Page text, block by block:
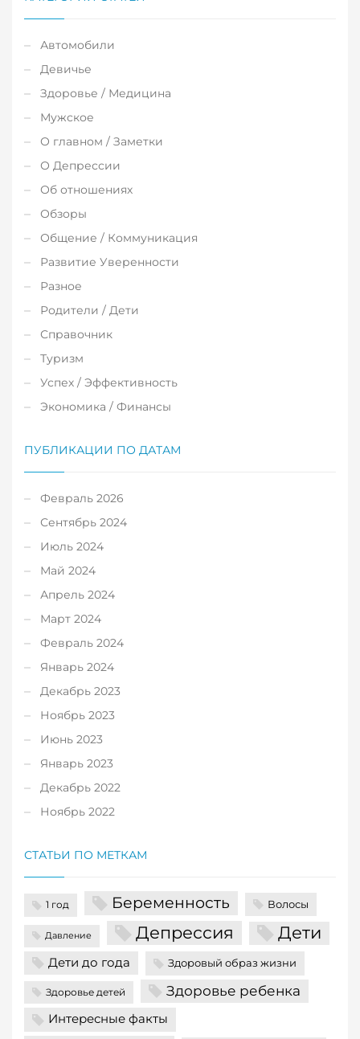
Автомобили
Девичье
Здоровье / Медицина
Мужское
О главном / Заметки
О Депрессии
Об отношениях
Обзоры
Общение / Коммуникация
Развитие Уверенности
Разное
Родители / Дети
Справочник
Туризм
Успех / Эффективность
Экономика / Финансы
ПУБЛИКАЦИИ ПО ДАТАМ
Февраль 2026
Сентябрь 2024
Июль 2024
Май 2024
Апрель 2024
Март 2024
Февраль 2024
Январь 2024
Декабрь 2023
Ноябрь 2023
Июнь 2023
Январь 2023
Декабрь 2022
Ноябрь 2022
СТАТЬИ ПО МЕТКАМ
1 год Беременность Волосы
Давление Депрессия Дети
Дети до года Здоровый образ жизни
Здоровье детей Здоровье ребенка
Интересные факты